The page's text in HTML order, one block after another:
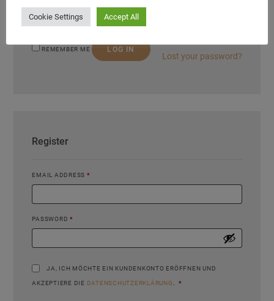
REMEMBER ME LOG IN
Lost your password?
Register
EMAIL ADDRESS *
PASSWORD*
JA, ICH MÖCHTE EIN KUNDENKONTO ERÖFFNEN UND
AKZEPTIERE DIE DATENSCHUTZERKLÄRUNG . *
Cookie Settings Accept All